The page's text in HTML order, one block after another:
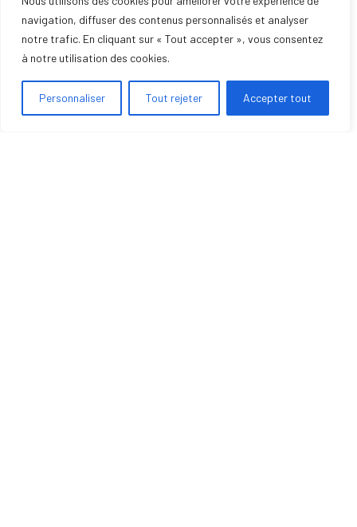
navigation, diffuser des contenus personnalisés et analyser
notre trafic. En cliquant sur « Tout accepter », vous consentez
à notre utilisation des cookies.
Personnaliser Tout rejeter Accepter tout
client, même si pour la majorité des entreprises
le besoin est limité à quelques milliers de clients,
vous vous imaginez le potentiel de MobiCRM sur
votre Smartphone ?